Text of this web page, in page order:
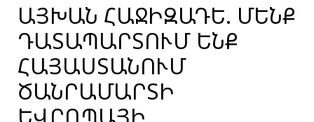
ԱՅԽԱՆ ՀԱՋԻԶԱԴԵ. ՄԵՆՔ
ԴԱՏԱՊԱՐՏՈՒՄ ԵՆՔ
ՀԱՅԱՍՏԱՆՈՒՄ
ԾԱՆՐԱՄԱՐՏԻ